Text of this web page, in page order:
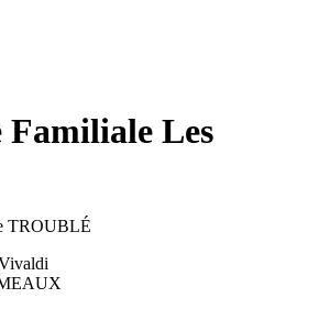
Familiale Les
TROUBLÉ